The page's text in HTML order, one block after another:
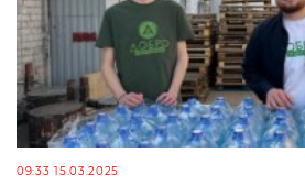
09:33 15.03.2025